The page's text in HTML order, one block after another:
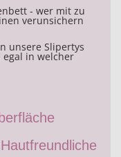
- wer mit zu
verunsichern
unsere Slipertys
in welcher
Hautfreundliche